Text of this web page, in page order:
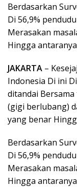
Berdasarkan
Di 56,9%
Merasakan
Hingga
JAKARTA –
Indonesia Di ini
ditandai
(gigi berlubang)
yang benar
Berdasarkan
Di 56,9%
Merasakan
Hingga